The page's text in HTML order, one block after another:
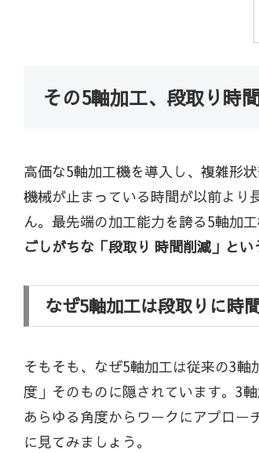
その5軸加工、段取り時
高価な5軸加工機を導入し、複雑形
機械が止まっている時間が以前よ
ん。最先端の加工能力を誇る5軸加
ごしがちな「段取り 時間削減」と
なぜ5軸加工は段取りに時
そもそも、なぜ5軸加工は従来の3
度」そのものに隠されています。3
あらゆる角度からワークにアプロ
に見てみましょう。